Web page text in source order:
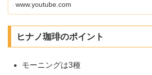
www.youtube.com
ヒナノ珈琲のポイント
モーニングは3種